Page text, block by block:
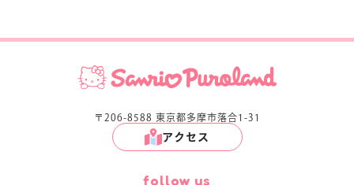
〒206-8588 東京都多摩市落合1-31
アクセス
follow us